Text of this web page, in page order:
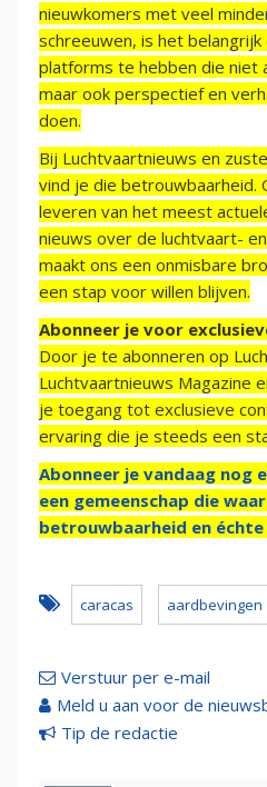
nieuwkomers met veel
schreeuwen, is het
platforms te hebben die niet
maar ook perspectief en
doen.
Bij Luchtvaartnieuws en
vind je die betrouwbaarheid.
leveren van het meest
nieuws over de luchtvaart-
maakt ons een onmisbare
een stap voor willen blijven.
Abonneer je voor
Door je te abonneren op
Luchtvaartnieuws Magazine
je toegang tot exclusieve
ervaring die je steeds een
Abonneer je vandaag nog
een gemeenschap die
betrouwbaarheid en
caracas aardbevingen
Verstuur per e-mail
Meld u aan voor de
Tip de redactie